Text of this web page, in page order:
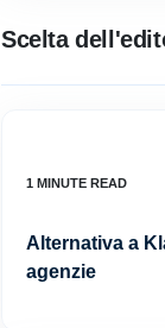
Scelta
Alternativa a
agenzie